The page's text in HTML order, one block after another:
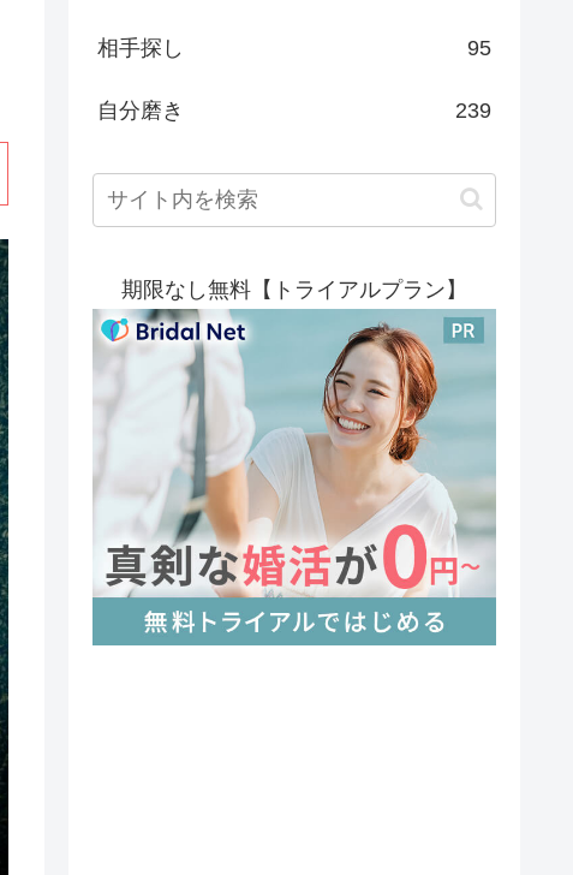
相手探し 95
自分磨き 239
期限なし無料【トライアルプラン】